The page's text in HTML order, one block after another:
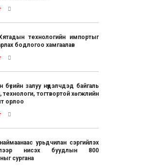
технологийн импортыг
бодлогоо хамгаалав
бүсийн залуу нүүдэлчдэд байгаль
технологи, тогтвортой хөгжлийн
орлоо
урьдчилан сэргийлэх
нисэх буудлын 800
сургана